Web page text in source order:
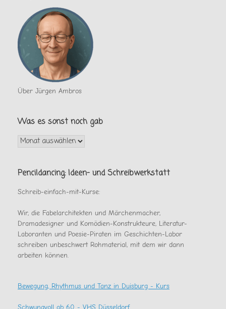
Über Jürgen Ambros
Was es sonst noch gab
Was
es
noch
Pencildancing: Ideen- und Schreibwerkstatt
Schreib-einfach-mit-Kurse:
Wir, die Fabelarchitekten und Märchenmacher,
Dramadesigner und Komödien-Konstrukteure, Literatur-
Laboranten und Poesie-Piraten im Geschichten-Labor
schreiben unbeschwert Rohmaterial, mit dem wir dann
arbeiten können.
Bewegung, Rhythmus und Tanz in Duisburg - Kurs
Schwungvoll ab 60 - VHS Düsseldorf